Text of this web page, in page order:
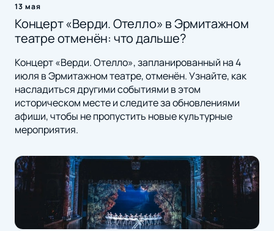
13 мая
Концерт «Верди. Отелло» в Эрмитажном
театре отменён: что дальше?
Концерт «Верди. Отелло», запланированный на 4
июля в Эрмитажном театре, отменён. Узнайте, как
насладиться другими событиями в этом
историческом месте и следите за обновлениями
афиши, чтобы не пропустить новые культурные
мероприятия.